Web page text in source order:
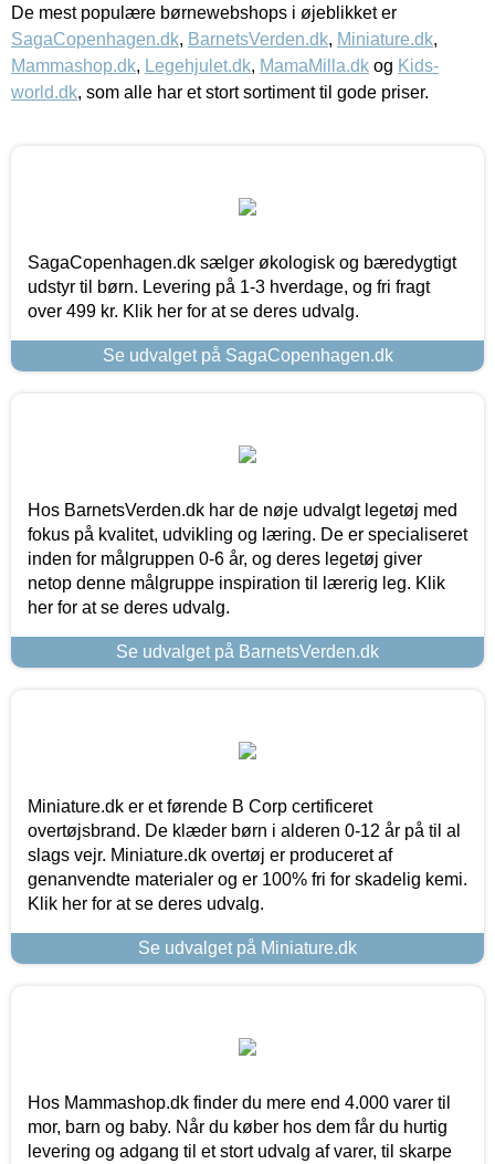
De mest populære børnewebshops i øjeblikket er
SagaCopenhagen.dk, BarnetsVerden.dk, Miniature.dk,
Mammashop.dk, Legehjulet.dk, MamaMilla.dk og Kids-
world.dk, som alle har et stort sortiment til gode priser.
SagaCopenhagen.dk sælger økologisk og bæredygtigt
udstyr til børn. Levering på 1-3 hverdage, og fri fragt
over 499 kr. Klik her for at se deres udvalg.
Se udvalget på SagaCopenhagen.dk
Hos BarnetsVerden.dk har de nøje udvalgt legetøj med
fokus på kvalitet, udvikling og læring. De er specialiseret
inden for målgruppen 0-6 år, og deres legetøj giver
netop denne målgruppe inspiration til lærerig leg. Klik
her for at se deres udvalg.
Se udvalget på BarnetsVerden.dk
Miniature.dk er et førende B Corp certificeret
overtøjsbrand. De klæder børn i alderen 0-12 år på til al
slags vejr. Miniature.dk overtøj er produceret af
genanvendte materialer og er 100% fri for skadelig kemi.
Klik her for at se deres udvalg.
Se udvalget på Miniature.dk
Hos Mammashop.dk finder du mere end 4.000 varer til
mor, barn og baby. Når du køber hos dem får du hurtig
levering og adgang til et stort udvalg af varer, til skarpe